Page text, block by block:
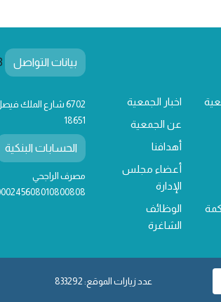
اخبار الجمعية
عن الجمعية
أهدافنا
أعضاء مجلس
الإدارة
الوظائف
الشاغرة
بيانات التواصل
6702 شارع الملك
18651
الحسابات البنكية
مصرف الراجحي
عدد زيارات الموقع: 833292